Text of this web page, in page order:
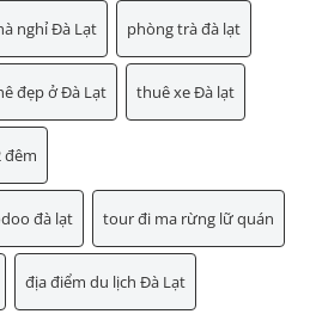
nghỉ Đà Lạt phòng trà đà lạt
đẹp ở Đà Lạt thuê xe Đà lạt
đêm
đà lạt tour đi ma rừng lữ quán
địa điểm du lịch Đà Lạt